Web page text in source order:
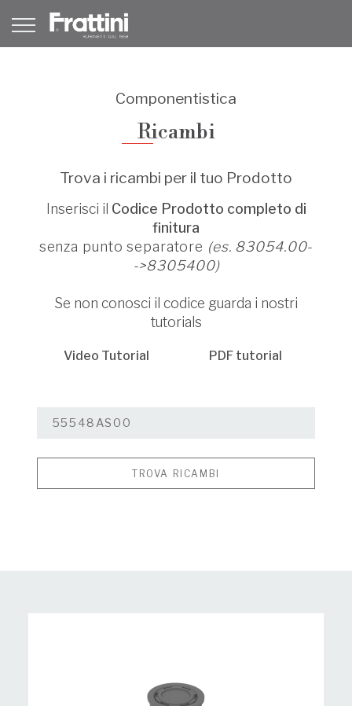
Componentistica
Ricambi
Trova i ricambi per il tuo Prodotto
Inserisci il Codice Prodotto completo di
finitura
senza punto separatore (es. 83054.00-
->8305400)
Se non conosci il codice guarda i nostri
tutorials
Video Tutorial PDF tutorial
TROVA RICAMBI